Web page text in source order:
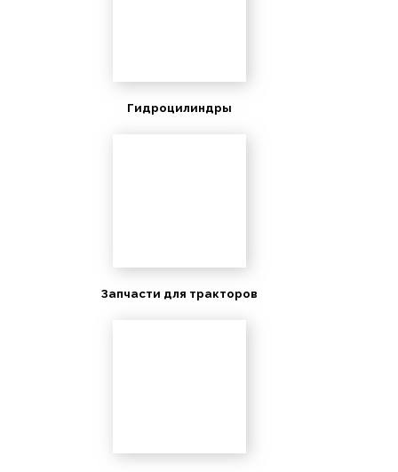
Гидроцилиндры
Запчасти для тракторов